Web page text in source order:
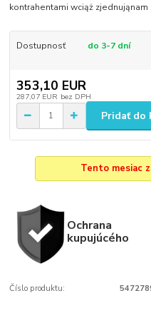
kontrahentami wciąż zjednująnam
Dostupnosť do 3-7 dní
353,10 EUR
287,07 EUR bez DPH
Pridať do
Tento mesiac
Ochrana
kupujúcého
Číslo produktu: